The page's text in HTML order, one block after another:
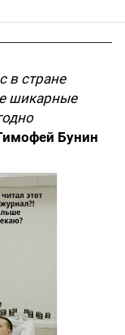
в стране
шикарные
Бунин